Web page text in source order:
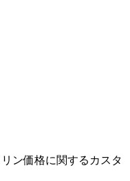
ン価格に関するカスタ